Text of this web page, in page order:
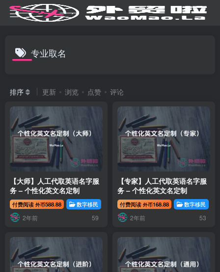
专业取名
排序 更新 浏览 点赞 评论
【大师】人工代取英语名字服
务 – 个性化英文名定制
付费阅读 外币588.88 数字移民 英文取名
2年前 59
【专家】人工代取英语名字服
务 – 个性化英文名定制
付费阅读 外币168.88 数字移民
2年前 53